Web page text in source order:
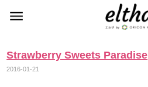
Strawberry Sweets Paradise
2016-01-21